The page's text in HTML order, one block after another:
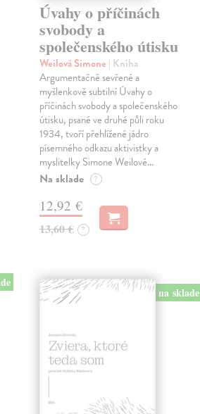
Úvahy o příčinách
svobody a
společenského útisku
Weilová Simone | Kniha
Argumentačně sevřené a
myšlenkově subtilní Úvahy o
příčinách svobody a společenského
útisku, psané ve druhé půli roku
1934, tvoří přehlížené jádro
písemného odkazu aktivistky a
myslitelky Simone Weilové…
Na sklade ?
12,92 €
13,60 € ?
na sklade